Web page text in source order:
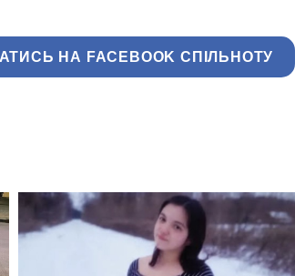
НА FACEBOOK СПІЛЬНОТУ